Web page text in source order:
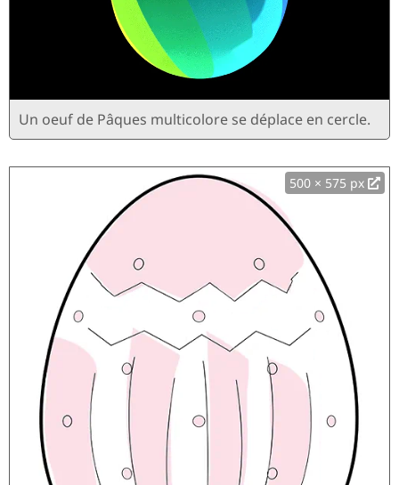
Un oeuf de Pâques multicolore se déplace en cercle.
500 × 575 px